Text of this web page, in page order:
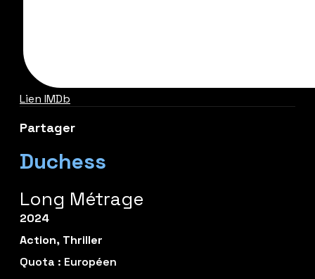
Lien IMDb
Partager
Duchess
Long Métrage
2024
Action, Thriller
Quota : Européen